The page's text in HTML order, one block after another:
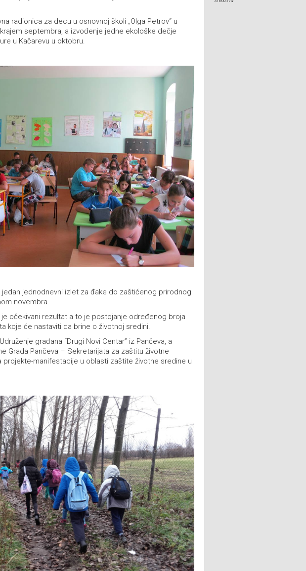
radionica za decu u osnovnoj školi „Olga Petrov“ u
septembra, a izvođenje jedne ekološke dečje
u Kačarevu u oktobru.
jednodnevni izlet za đake do zaštićenog prirodnog
novembra.
je očekivani rezultat a to je postojanje određenog broja
koje će nastaviti da brine o životnoj sredini.
građana “Drugi Novi Centar” iz Pančeva, a
Grada Pančeva – Sekretarijata za zaštitu životne
projekte-manifestacije u oblasti zaštite životne sredine u